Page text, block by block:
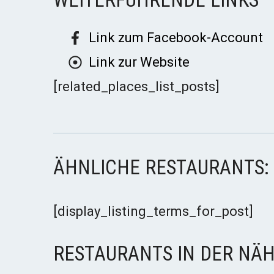
Link zum Facebook-Account
Link zur Website
[related_places_list_posts]
ÄHNLICHE RESTAURANTS:
[display_listing_terms_for_post]
RESTAURANTS IN DER